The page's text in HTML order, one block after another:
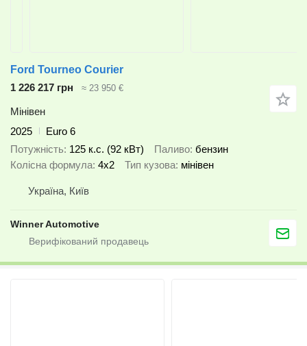
Ford Tourneo Courier
1 226 217 грн
≈ 23 950 €
Мінівен
2025
Euro 6
Потужність 125 к.с. (92 кВт) Паливо бензин
Колісна формула 4x2 Тип кузова мінівен
Україна, Київ
Winner Automotive